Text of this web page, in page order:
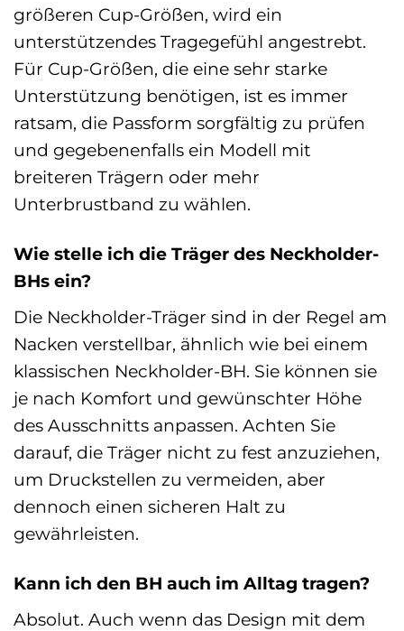
größeren Cup-Größen, wird ein
unterstützendes Tragegefühl angestrebt.
Für Cup-Größen, die eine sehr starke
Unterstützung benötigen, ist es immer
ratsam, die Passform sorgfältig zu prüfen
und gegebenenfalls ein Modell mit
breiteren Trägern oder mehr
Unterbrustband zu wählen.
Wie stelle ich die Träger des Neckholder-
BHs ein?
Die Neckholder-Träger sind in der Regel am
Nacken verstellbar, ähnlich wie bei einem
klassischen Neckholder-BH. Sie können sie
je nach Komfort und gewünschter Höhe
des Ausschnitts anpassen. Achten Sie
darauf, die Träger nicht zu fest anzuziehen,
um Druckstellen zu vermeiden, aber
dennoch einen sicheren Halt zu
gewährleisten.
Kann ich den BH auch im Alltag tragen?
Absolut. Auch wenn das Design mit dem